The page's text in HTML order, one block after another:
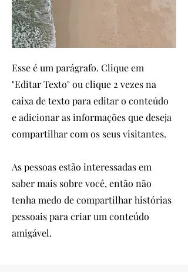
Esse é um parágrafo. Clique em
"Editar Texto" ou clique 2 vezes na
caixa de texto para editar o conteúdo
e adicionar as informações que deseja
compartilhar com os seus visitantes.
As pessoas estão interessadas em
saber mais sobre você, então não
tenha medo de compartilhar histórias
pessoais para criar um conteúdo
amigável.